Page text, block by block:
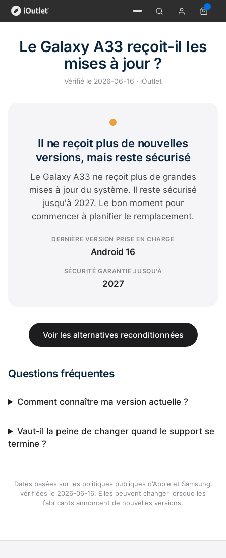
Le Galaxy A33 reçoit-il les
mises à jour ?
Vérifié le 2026-06-16 · iOutlet
Il ne reçoit plus de nouvelles
versions, mais reste sécurisé
Le Galaxy A33 ne reçoit plus de grandes
mises à jour du système. Il reste sécurisé
jusqu'à 2027. Le bon moment pour
commencer à planifier le remplacement.
DERNIÈRE VERSION PRISE EN CHARGE
Android 16
SÉCURITÉ GARANTIE JUSQU'À
2027
Voir les alternatives reconditionnées
Questions fréquentes
Comment connaître ma version actuelle ?
Vaut-il la peine de changer quand le support se
termine ?
Dates basées sur les politiques publiques d'Apple et Samsung,
vérifiées le 2026-06-16. Elles peuvent changer lorsque les
fabricants annoncent de nouvelles versions.